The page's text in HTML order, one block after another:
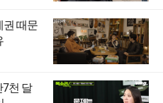
권 때문
천 달